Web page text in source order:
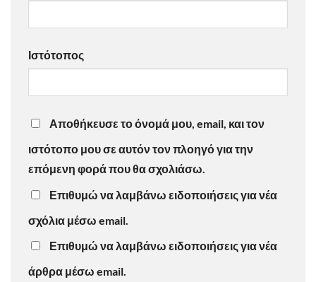
Ιστότοπος
Αποθήκευσε το όνομά μου, email, και τον
ιστότοπο μου σε αυτόν τον πλοηγό για την
επόμενη φορά που θα σχολιάσω.
Επιθυμώ να λαμβάνω ειδοποιήσεις για νέα
σχόλια μέσω email.
Επιθυμώ να λαμβάνω ειδοποιήσεις για νέα
άρθρα μέσω email.